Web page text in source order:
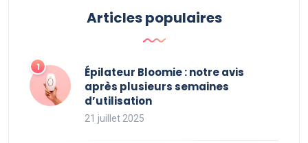
Articles populaires
Épilateur Bloomie : notre avis
après plusieurs semaines
d’utilisation
21 juillet 2025